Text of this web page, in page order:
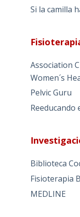
Si la camilla
Association
Women´s
Pelvic Guru
Reeducando
Biblioteca
Fisioterapia
MEDLINE